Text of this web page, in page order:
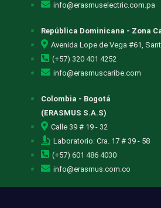
info@erasmuselectric.com.pa
República Dominicana - Zona
Avenida Lope de Vega #61,
(+57) 320 401 4252
info@erasmuscaribe.com
Colombia - Bogotá
(ERASMUS S.A.S)
Calle 39 # 19 - 32
Laboratorio: Cra. 17 # 39 - 58
(+57) 601 486 4030
info@erasmus.com.co